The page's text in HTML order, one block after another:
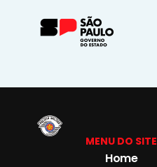
MENU DO SITE
Home